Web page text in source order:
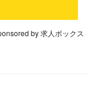
by 求人ボックス